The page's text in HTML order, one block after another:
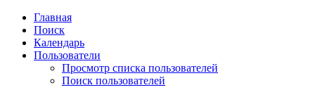
Главная
Поиск
Календарь
Пользователи
Просмотр списка пользователей
Поиск пользователей